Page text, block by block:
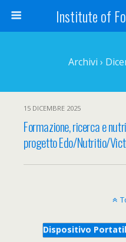
Institute of
Archivi ›
15 DICEMBRE 2025
Formazione, ricerca e
progetto Edo/Nutritio/
Dispositivo